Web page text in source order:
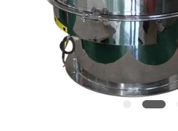
अनुरोध